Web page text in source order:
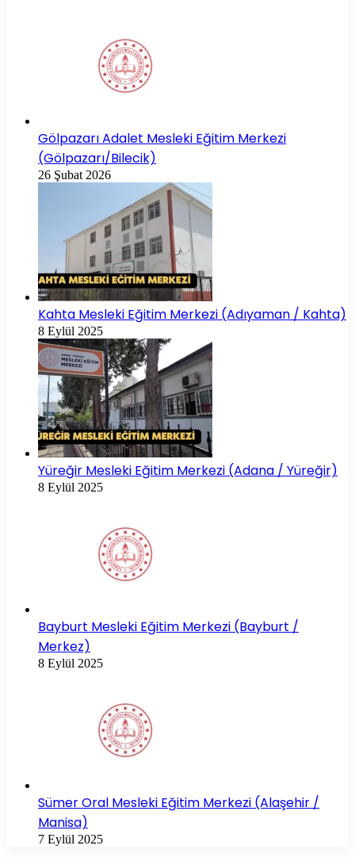
Gölpazarı Adalet Mesleki Eğitim Merkezi
(Gölpazarı/Bilecik)
26 Şubat 2026
Kahta Mesleki Eğitim Merkezi (Adıyaman / Kahta)
8 Eylül 2025
Yüreğir Mesleki Eğitim Merkezi (Adana / Yüreğir)
8 Eylül 2025
Bayburt Mesleki Eğitim Merkezi (Bayburt /
Merkez)
8 Eylül 2025
Sümer Oral Mesleki Eğitim Merkezi (Alaşehir /
Manisa)
7 Eylül 2025